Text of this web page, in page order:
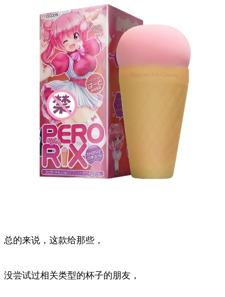
总的来说，这款给那些，
没尝试过相关类型的杯子的朋友，